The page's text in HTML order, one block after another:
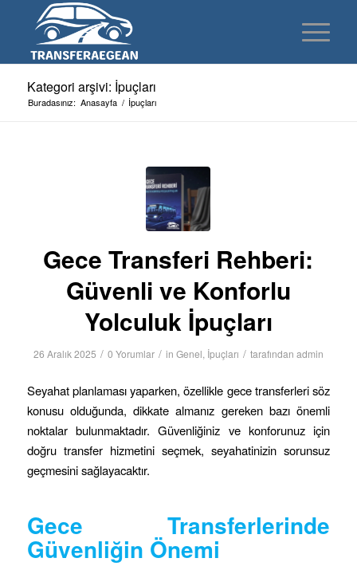
Kategori arşivi: İpuçları
Buradasınız: Anasayfa / İpuçları
Gece Transferi Rehberi:
Güvenli ve Konforlu
Yolculuk İpuçları
26 Aralık 2025 / 0 Yorumlar / in Genel, İpuçları / tarafından admin
Seyahat planlaması yaparken, özellikle gece transferleri söz
konusu olduğunda, dikkate almanız gereken bazı önemli
noktalar bulunmaktadır. Güvenliğiniz ve konforunuz için
doğru transfer hizmetini seçmek, seyahatinizin sorunsuz
geçmesini sağlayacaktır.
Gece Transferlerinde
Güvenliğin Önemi